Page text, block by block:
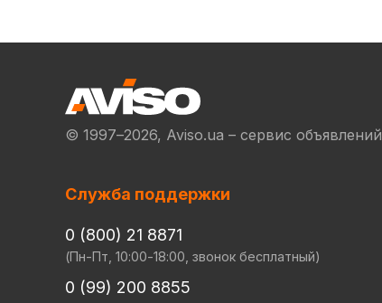
© 1997–2026, Aviso.ua – сервис объявлений
Служба поддержки
0 (800) 21 8871
(Пн-Пт, 10:00-18:00, звонок бесплатный)
0 (99) 200 8855